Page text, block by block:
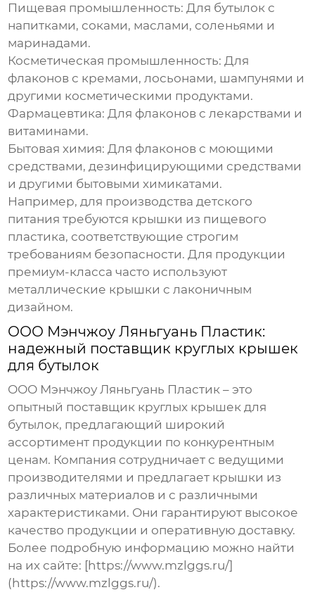
Пищевая промышленность: Для бутылок с
напитками, соками, маслами, соленьями и
маринадами.
Косметическая промышленность: Для
флаконов с кремами, лосьонами, шампунями и
другими косметическими продуктами.
Фармацевтика: Для флаконов с лекарствами и
витаминами.
Бытовая химия: Для флаконов с моющими
средствами, дезинфицирующими средствами
и другими бытовыми химикатами.
Например, для производства детского
питания требуются крышки из пищевого
пластика, соответствующие строгим
требованиям безопасности. Для продукции
премиум-класса часто используют
металлические крышки с лаконичным
дизайном.
ООО Мэнчжоу Ляньгуань Пластик:
надежный поставщик круглых крышек
для бутылок
ООО Мэнчжоу Ляньгуань Пластик – это
опытный поставщик круглых крышек для
бутылок, предлагающий широкий
ассортимент продукции по конкурентным
ценам. Компания сотрудничает с ведущими
производителями и предлагает крышки из
различных материалов и с различными
характеристиками. Они гарантируют высокое
качество продукции и оперативную доставку.
Более подробную информацию можно найти
на их сайте: [https://www.mzlggs.ru/]
(https://www.mzlggs.ru/).